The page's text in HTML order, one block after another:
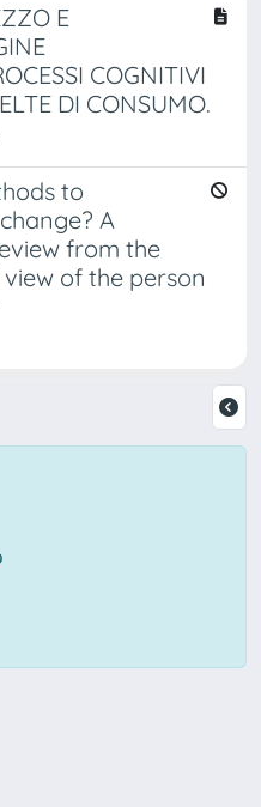
E
COGNITIVI
DI CONSUMO.
to
A
from the
of the person